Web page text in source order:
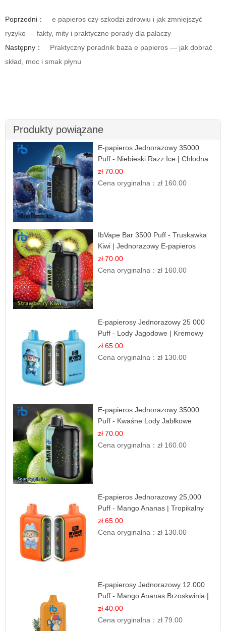
Poprzedni：
e papieros czy szkodzi zdrowiu i jak zmniejszyć
ryzyko — fakty, mity i praktyczne porady dla palaczy
Następny：
Praktyczny poradnik baza e papieros — jak dobrać
skład, moc i smak płynu
Produkty powiązane
E-papieros Jednorazowy 35000
Puff - Niebieski Razz Ice | Chłodna
Malina
zł 70.00
Cena oryginalna：zł 160.00
IbVape Bar 3500 Puff - Truskawka
Kiwi | Jednorazowy E-papieros
zł 70.00
Cena oryginalna：zł 160.00
E-papierosy Jednorazowy 25 000
Puff - Lody Jagodowe | Kremowy
Smak
zł 65.00
Cena oryginalna：zł 130.00
E-papieros Jednorazowy 35000
Puff - Kwaśne Lody Jabłkowe
zł 70.00
Cena oryginalna：zł 160.00
E-papieros Jednorazowy 25,000
Puff - Mango Ananas | Tropikalny
Smak
zł 65.00
Cena oryginalna：zł 130.00
E-papierosy Jednorazowy 12.000
Puff - Mango Ananas Brzoskwinia |
Tropikalna Mieszanka
zł 40.00
Cena oryginalna：zł 79.00